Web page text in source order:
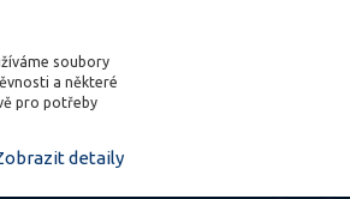
soubory
a některé
pro potřeby
detaily